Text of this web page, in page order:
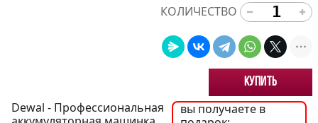
КОЛИЧЕСТВО
Купить
вы получаете в
Dewal - Профессиональная